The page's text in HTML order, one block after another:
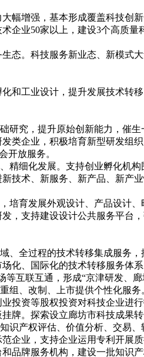
幅增强，基本形成覆盖科技
企业50家以上，建设3个高质
态。科技服务新业态、新模
和工业设计，提升发展技术
研究，提升原始创新能力，催
类企业，积极培育新型研发组
开放服务。
细化发展。支持创业孵化机
技术、新服务、新产品、新产
培育发展外观设计、产品设计
，支持建设设计公共服务平台
全过程的技术转移集成服务
化、国际化的技术转移服务体
互联互通，形成“京津研发、廊
组、改制、上市提供个性化服
投资等股权投资对科技企业进
牌。探索设立廊坊市科技成果
识产权评估、价值分析、交易
企业，支持企业运用专利开展
品牌服务机构，建设一批知识